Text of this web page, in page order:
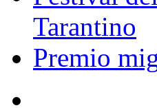
Tarantino
Premio